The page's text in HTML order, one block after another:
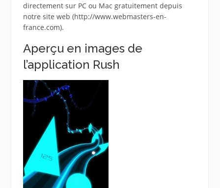
directement sur PC ou Mac gratuitement depuis
notre site web (http://www.webmasters-en-
france.com).
Aperçu en images de
l’application Rush